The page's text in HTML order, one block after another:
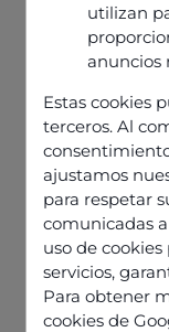
utilizan
anuncios
Estas cookies
terceros. Al
ajustamos
para respetar
comunicadas
uso de
servicios,
Para obtener
cookies de
Voz &
Digital
Plus
Alcanzar, atraer y
fidelizar a tus
clientes.
€ 75
Mes